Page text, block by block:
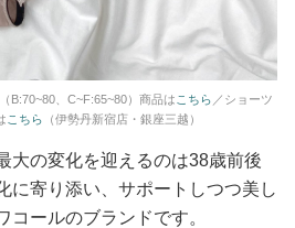
B:70~80、C~F:65~80）商品は こちら ／ショーツ
こちら （伊勢丹新宿店・銀座三越）
大の変化を迎えるのは38歳前後
に寄り添い、サポートしつつ美し
コールのブランドです。